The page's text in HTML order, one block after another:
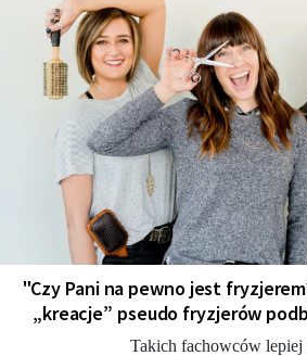
"Czy Pani na pewno jest
„kreacje” pseudo fryzjerów
Takich fachowców lepiej